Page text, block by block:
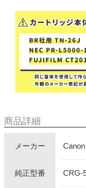
商品詳細
メーカー
純正型番 CRG-